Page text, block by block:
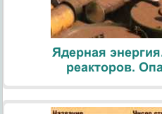
Ядерная
реакторов.